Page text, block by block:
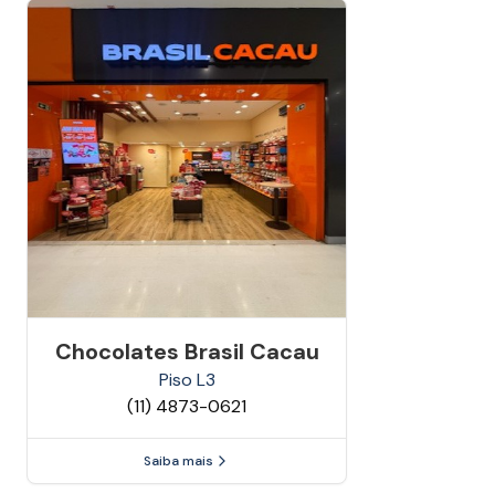
Chocolates Brasil Cacau
Piso L3
(11) 4873-0621
Saiba mais